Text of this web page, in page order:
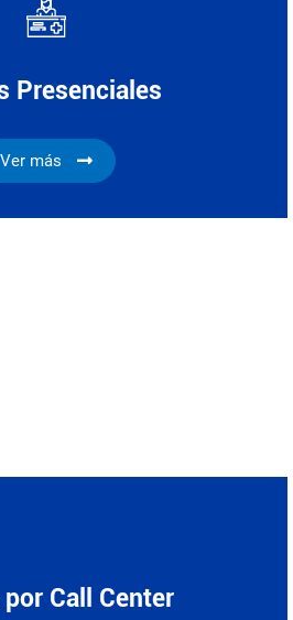
Presenciales
Ver más
Call Center